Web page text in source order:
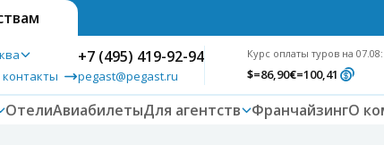
контакты
+7 (495) 419-92-94
pegast@pegast.ru
Курс оплаты туров на 07.08:
$=86,90€=100,41
ОтелиАвиабилетыДля агентств ФранчайзингО